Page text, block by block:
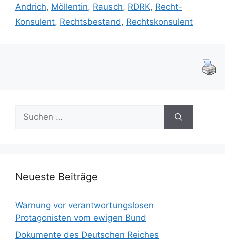
Andrich, Möllentin, Rausch, RDRK, Recht-
Konsulent, Rechtsbestand, Rechtskonsulent
Suchen
nach:
Neueste Beiträge
Warnung vor verantwortungslosen
Protagonisten vom ewigen Bund
Dokumente des Deutschen Reiches